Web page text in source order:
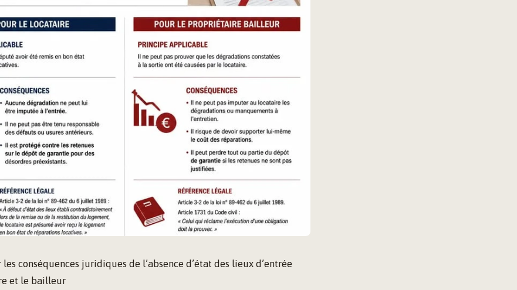
conséquences juridiques de l’absence d’état des lieux d’entrée
et le bailleur